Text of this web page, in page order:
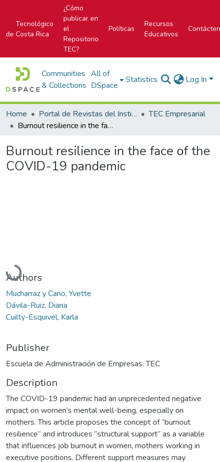
Tecnológico
de Costa Rica
¿Cómo
publicar en
el
Repositorio
TEC?
Políticas
Recursos
Educativos
Communities
& Collections
All of
DSpace
Statistics Log In
Home Portal de Revistas del Instituto Tecnológico de Costa Rica
TEC Empresarial
Burnout resilience in the face of the COVID-19 pandemic
Burnout resilience in the face of the
COVID-19 pandemic
Loading...
Authors
Mucharraz y Cano, Yvette
Dávila-Ruiz, Diana
Cuilty-Esquivel, Karla
Publisher
Escuela de Administración de Empresas. TEC
Description
The COVID-19 pandemic had an unprecedented negative
impact on women’s mental well-being, especially on
mothers. This article proposes the concept of “burnout
resilience” and introduces “structural support” as a variable
that influences job burnout in women, mothers working in
executive positions. Different support measures may